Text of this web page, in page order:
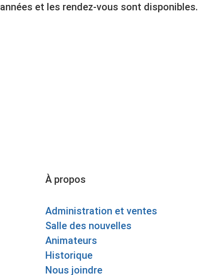
années et les rendez-vous sont disponibles.
À propos
Administration et ventes
Salle des nouvelles
Animateurs
Historique
Nous joindre